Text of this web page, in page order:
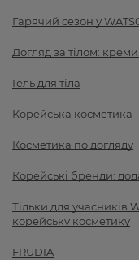
Гарячий сезон у
Догляд за тілом:
Гель для тіла
Корейська косметика
Косметика по догляду
Корейські бренди:
Тільки для учасників
корейську косметику
FRUDIA